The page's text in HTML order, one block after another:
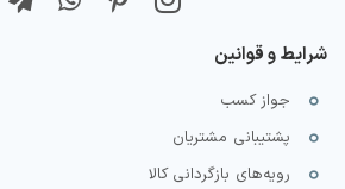
شرایط و قوانین
جواز کسب
پشتیبانی مشتریان
رویه‌های بازگردانی کالا